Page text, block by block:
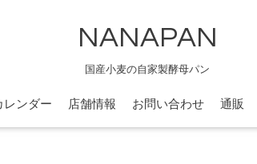
NANAPAN
国産小麦の自家製酵母パン
レンダー 店舗情報 お問い合わせ 通販